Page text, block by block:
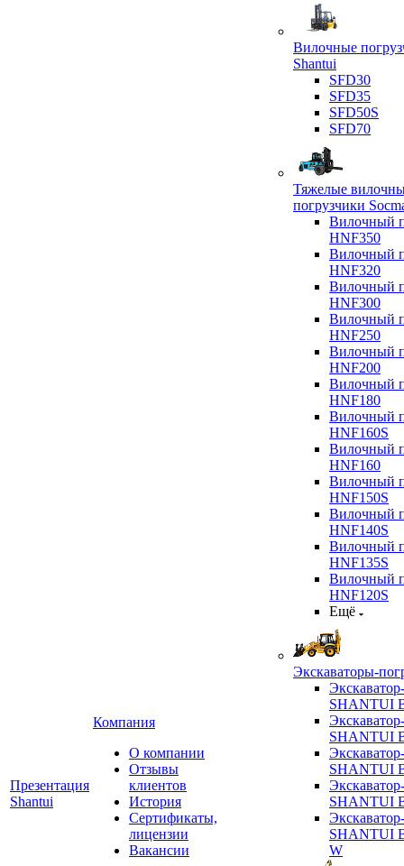
Презентация
Shantui
Компания
О компании
Отзывы
клиентов
История
Сертификаты,
лицензии
Вакансии
Вилочные
Shantui
SFD30
SFD35
SFD50S
SFD70
Тяжелые
погрузчики
Вилочный
HNF350
Вилочный
HNF320
Вилочный
HNF300
Вилочный
HNF250
Вилочный
HNF200
Вилочный
HNF180
Вилочный
HNF160S
Вилочный
HNF160
Вилочный
HNF150S
Вилочный
HNF140S
Вилочный
HNF135S
Вилочный
HNF120S
Ещё
Экскаваторы-
SHANTUI
SHANTUI
SHANTUI
SHANTUI
SHANTUI
W